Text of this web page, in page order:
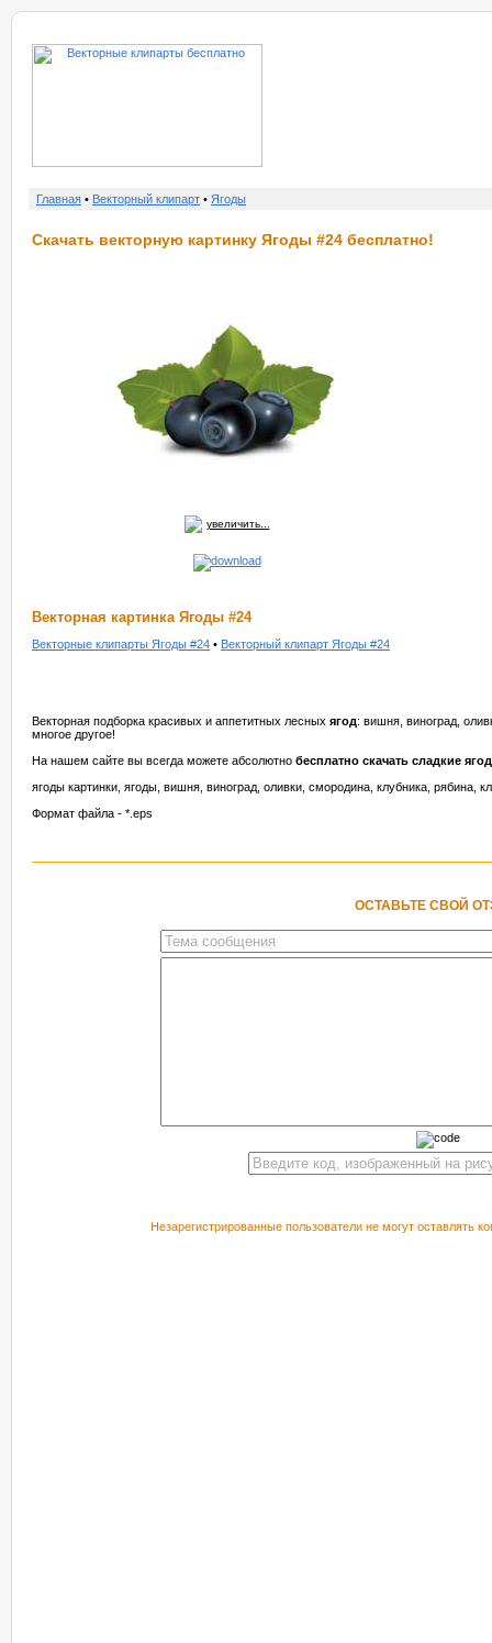
Главная • Векторный клипарт • Ягоды
Скачать векторную картинку Ягоды #24 бесплатно!
увеличить...
Векторная картинка Ягоды #24
Векторные клипарты Ягоды #24 • Векторный клипарт Ягоды #24
Векторная подборка красивых и аппетитных лесных ягод: вишня, виноград,
многое другое!
На нашем сайте вы всегда можете абсолютно бесплатно скачать сладкие
ягоды картинки, ягоды, вишня, виноград, оливки, смородина, клубника, рябина,
Формат файла - *.eps
ОСТАВЬТЕ СВОЙ
Незарегистрированные пользователи не могут оставлять